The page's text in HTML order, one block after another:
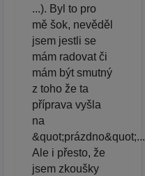
...). Byl to pro
mě šok, nevěděl
jsem jestli se
mám radovat či
mám být smutný
z toho že ta
příprava vyšla
na
&quot;prázdno&quot;...
Ale i přesto, že
jsem zkoušky